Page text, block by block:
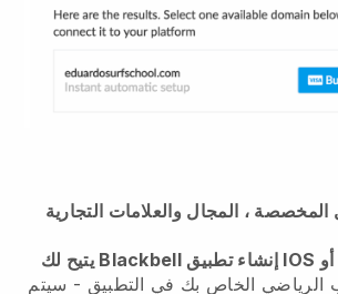
المخصصة ، المجال والعلامات التجارية
الرياضي الخاص بك في التطبيق - سيتم